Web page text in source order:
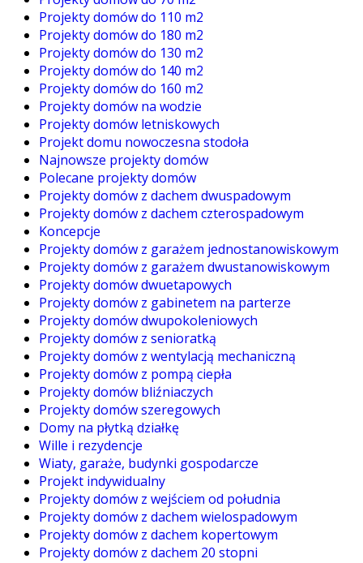
Projekty domów do 110 m2
Projekty domów do 180 m2
Projekty domów do 130 m2
Projekty domów do 140 m2
Projekty domów do 160 m2
Projekty domów na wodzie
Projekty domów letniskowych
Projekt domu nowoczesna stodoła
Najnowsze projekty domów
Polecane projekty domów
Projekty domów z dachem dwuspadowym
Projekty domów z dachem czterospadowym
Koncepcje
Projekty domów z garażem jednostanowiskowym
Projekty domów z garażem dwustanowiskowym
Projekty domów dwuetapowych
Projekty domów z gabinetem na parterze
Projekty domów dwupokoleniowych
Projekty domów z senioratką
Projekty domów z wentylacją mechaniczną
Projekty domów z pompą ciepła
Projekty domów bliźniaczych
Projekty domów szeregowych
Domy na płytką działkę
Wille i rezydencje
Wiaty, garaże, budynki gospodarcze
Projekt indywidualny
Projekty domów z wejściem od południa
Projekty domów z dachem wielospadowym
Projekty domów z dachem kopertowym
Projekty domów z dachem 20 stopni